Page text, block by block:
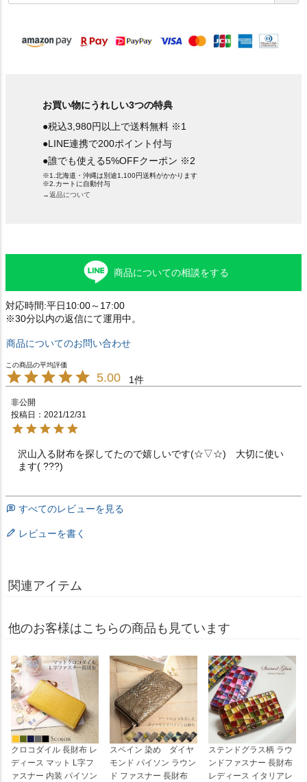
須
お買い物にうれしい3つの特典
●税込3,980円以上で送料無料 ※1
●LINE連携で200ポイント付与
●誰でも使える5%OFFクーポン ※2
※1.北海道・沖縄は別途1,100円送料がかかります
※2.カートに自動付与
→返品について
商品についての相談をする
対応時間:平日10:00～17:00
※30分以内の返信にて運用中。
商品についてのお問い合わせ
5.00 1
非公開
投稿日
2021/12/31
沢山入る財布を探してたので嬉しいです(☆▽☆)　大切に使い
ます( ???)
すべてのレビューを見る
レビューを書く
関連アイテム
他のお客様はこちらの商品も見ています
クロコダイル 長財布 レ
ディース マット L字フ
ァスナー 内装 パイソン
スペイン 染め ダイヤ
モンド パイソン ラウン
ド ファスナー 長財布
ステンドグラス柄 ラウ
ンドファスナー 長財布
レディース イタリアレ